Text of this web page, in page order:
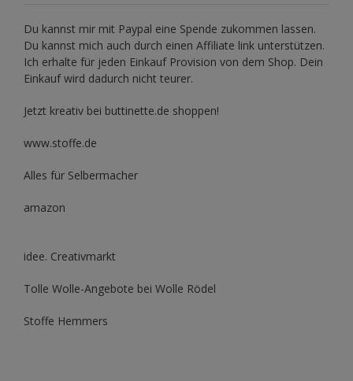
Du kannst mir mit Paypal eine Spende zukommen lassen.
Du kannst mich auch durch einen Affiliate link unterstützen.
Ich erhalte für jeden Einkauf Provision von dem Shop. Dein
Einkauf wird dadurch nicht teurer.
Jetzt kreativ bei buttinette.de shoppen!
www.stoffe.de
Alles für Selbermacher
amazon
idee. Creativmarkt
Tolle Wolle-Angebote bei Wolle Rödel
Stoffe Hemmers